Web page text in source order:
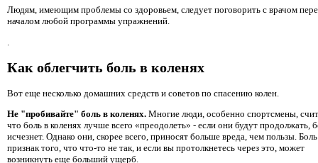
Людям, имеющим проблемы со здоровьем, следует поговорить с врачом
началом любой программы упражнений.
Как облегчить боль в коленях
Вот еще несколько домашних средств и советов по спасению колен.
Не "пробивайте" боль в коленях. Многие люди, особенно спортсмены,
что боль в коленях лучше всего «преодолеть» - если они будут продолжать,
исчезнет. Однако они, скорее всего, приносят больше вреда, чем пользы.
признак того, что что-то не так, и если вы протолкнетесь через это, может
возникнуть еще больший ущерб.